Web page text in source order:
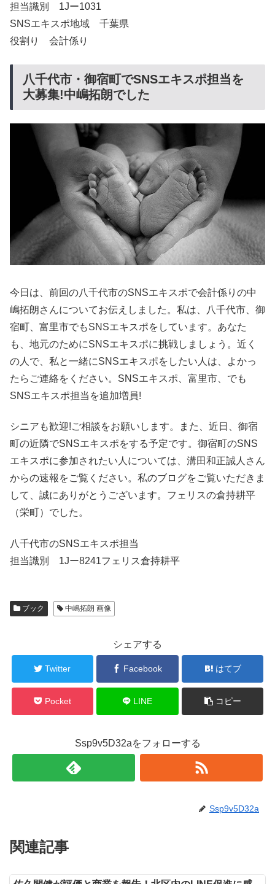
担当識別 1Jー1031
SNSエキスポ地域 千葉県
役割り 会計係り
八千代市・御宿町でSNSエキスポ担当を
大募集!中嶋拓朗でした
今日は、前回の八千代市のSNSエキスポで会計係りの中
嶋拓朗さんについてお伝えしました。私は、八千代市、御
宿町、富里市でもSNSエキスポをしています。あなた
も、地元のためにSNSエキスポに挑戦しましょう。近く
の人で、私と一緒にSNSエキスポをしたい人は、よかっ
たらご連絡をください。SNSエキスポ、富里市、でも
SNSエキスポ担当を追加増員!
シニアも歓迎!ご相談をお願いします。また、近日、御宿
町の近隣でSNSエキスポをする予定です。御宿町のSNS
エキスポに参加されたい人については、溝田和正誠人さん
からの速報をご覧ください。私のブログをご覧いただきま
して、誠にありがとうございます。フェリスの倉持耕平
（栄町）でした。
八千代市のSNSエキスポ担当
担当識別 1Jー8241フェリス倉持耕平
ブック 中嶋拓朗 画像
シェアする
Twitter Facebook はてブ
Pocket LINE コピー
Ssp9v5D32aをフォローする
Ssp9v5D32a
関連記事